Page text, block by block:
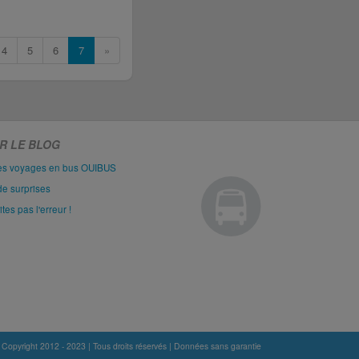
4 5 6 7 »
LE BLOG
voyages en bus OUIBUS
surprises
pas l'erreur !
2012 - 2023 | Tous droits réservés | Données sans garantie